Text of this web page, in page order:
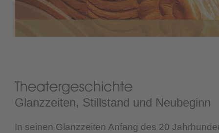
Glanzzeiten, Stillstand und Neubeginn
In seinen Glanzzeiten Anfang des 20